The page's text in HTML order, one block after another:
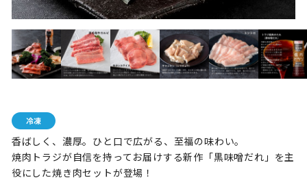
香ばしく、濃厚。ひと口で広がる、至福の味わい。
焼肉トラジが自信を持ってお届けする新作「黒味噌だれ」を主
役にした焼き肉セットが登場！